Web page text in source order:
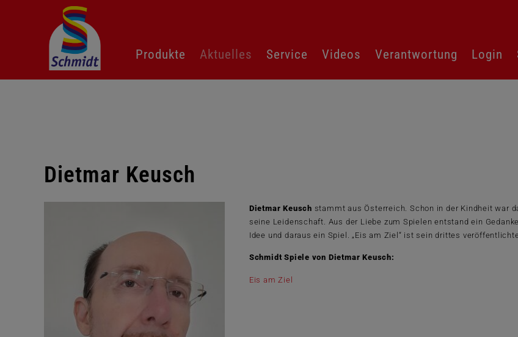
überspringen
Produkte Aktuelles Service Videos Verantwortung Login
Dietmar Keusch
Dietmar Keusch stammt aus Österreich. Schon in der Kindheit war
seine Leidenschaft. Aus der Liebe zum Spielen entstand ein
Idee und daraus ein Spiel. „Eis am Ziel“ ist sein drittes
Schmidt Spiele von Dietmar Keusch:
Eis am Ziel